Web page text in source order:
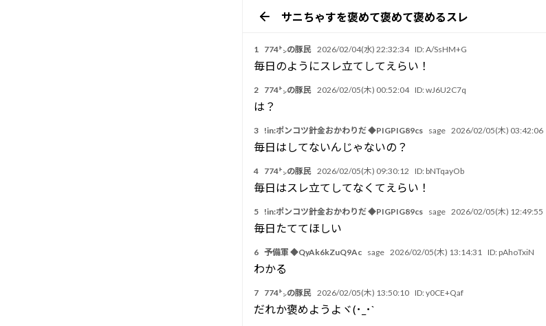
サニちゃすを褒めて褒めて褒めるスレ
1 774㌧の豚民 2026/02/04(水) 22:32:34 ID:A/SsHM+G
毎日のようにスレ立てしてえらい！
2 774㌧の豚民 2026/02/05(木) 00:52:04 ID:wJ6U2C7q
は？
3 !in:ポンコツ針金おかわりだ ◆PIGPIG89cs sage 2026/02/05(木) 03:42:06
毎日はしてないんじゃないの？
4 774㌧の豚民 2026/02/05(木) 09:30:12 ID: bNTqayOb
毎日はスレ立てしてなくてえらい！
5 !in:ポンコツ針金おかわりだ ◆PIGPIG89cs sage 2026/02/05(木) 12:49:55
毎日たててほしい
6 予備軍 ◆QyAk6kZuQ9Ac sage 2026/02/05(木) 13:14:31 ID: pAhoTxiN
わかる
7 774㌧の豚民 2026/02/05(木) 13:50:10 ID:y0CE+Qaf
だれか褒めようよヾ(･_･`